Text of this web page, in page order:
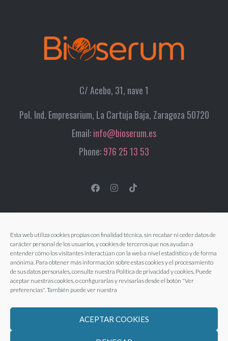
Esta web utiliza cookies propias con finalidad técnica, sin recabar ni ceder datos de
carácter personal de los usuarios, y cookies de terceros que nos ayudan a
entender cómo los visitantes interactúan con la web a nivel estadístico y de forma
anónima. Para obtener más información sobre estas cookies y el procesamiento
de sus datos personales, consulte nuestra Política de privacidad y cookies. Puede
aceptar nuestras cookies, o configurarlas y revisarlas desde el botón "Ver
preferencias". También puede ver nuestra
ACEPTAR COOKIES
C/ Acebo, 31, nave 1
Pol. Ind. Empresarium, La Cartuja Baja, Zaragoza 50720
Email:info@bioserum.es
Phone:976 25 13 53